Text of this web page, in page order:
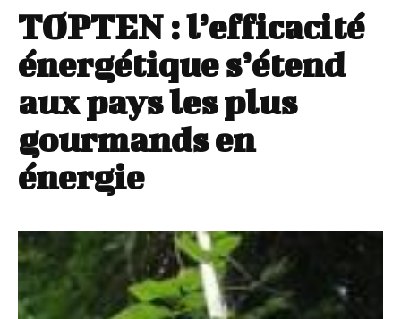
TOPTEN : l’efficacité
énergétique s’étend
aux pays les plus
gourmands en
énergie